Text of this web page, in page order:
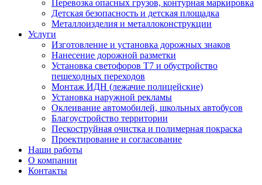
Перевозка опасных грузов, контурная маркировка
Детская безопасность и детская площадка
Металлоизделия и металлоконструкции
Услуги
Изготовление и установка дорожных знаков
Нанесение дорожной разметки
Установка светофоров Т7 и обустройство
пешеходных переходов
Монтаж ИДН (лежачие полицейские)
Установка наружной рекламы
Оклеивание автомобилей, школьных автобусов
Благоустройство территории
Пескоструйная очистка и полимерная покраска
Проектирование и согласование
Наши работы
О компании
Контакты